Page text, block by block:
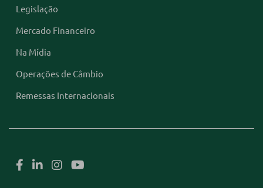
Legislação
Mercado Financeiro
Na Mídia
Operações de Câmbio
Remessas Internacionais